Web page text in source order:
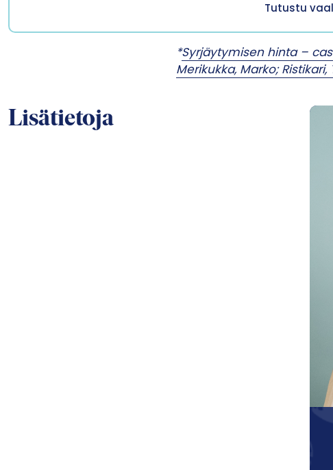
Tutustu
*Syrjäytymisen hinta –
Merikukka, Marko;
Lisätietoja